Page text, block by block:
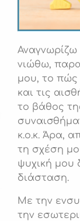
νιώθω,
μου, το πώς
και τις
το βάθος
κ.ο.κ. Άρα,
τη σχέση
ψυχική μου
διάσταση.
Με την
την